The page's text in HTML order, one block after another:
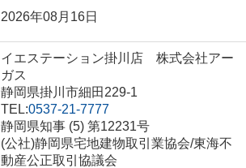
2026年08月16日
イエステーション掛川店 株式会社アー
ガス
静岡県掛川市細田229-1
TEL:0537-21-7777
静岡県知事 (5) 第12231号
(公社)静岡県宅地建物取引業協会/東海不
動産公正取引協議会